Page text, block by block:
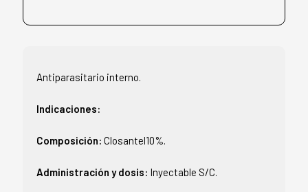
Antiparasitario interno.
Indicaciones:
Composición: Closantel10%.
Administración y dosis: Inyectable S/C.